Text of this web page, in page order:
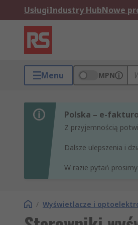
UsługiIndustry HubNowe
Menu MPN
Polska – e-
Z przyjemnością
Dalsze ulepszenia i
W razie pytań
/ Wyświetlacze i